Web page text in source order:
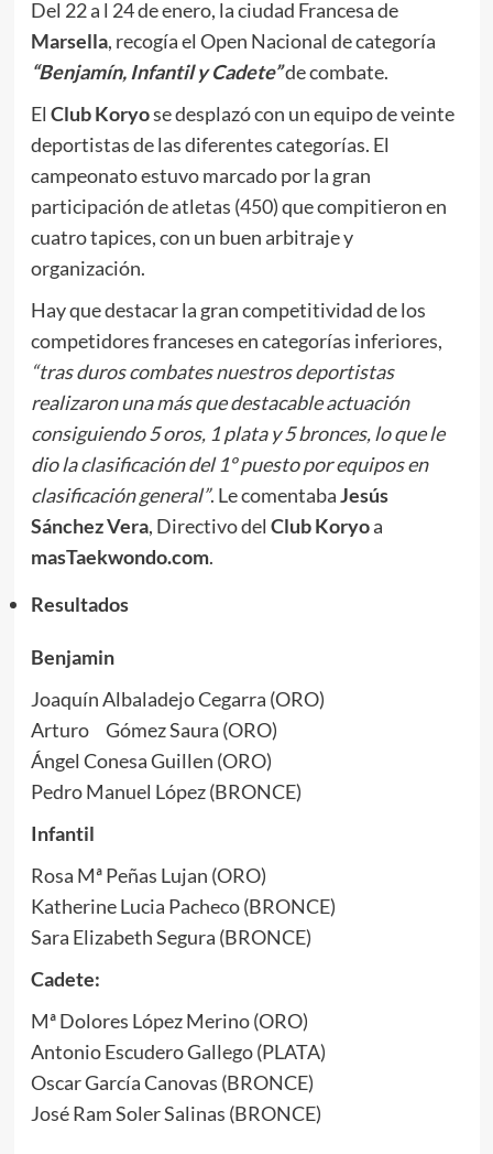
Del 22 a l 24 de enero, la ciudad Francesa de
Marsella, recogía el Open Nacional de categoría
“Benjamín, Infantil y Cadete”de combate.
El Club Koryose desplazó con un equipo de veinte
deportistas de las diferentes categorías. El
campeonato estuvo marcado por la gran
participación de atletas (450) que compitieron en
cuatro tapices, con un buen arbitraje y
organización.
Hay que destacar la gran competitividad de los
competidores franceses en categorías inferiores,
“tras duros combates nuestros deportistas
realizaron una más que destacable actuación
consiguiendo 5 oros, 1 plata y 5 bronces, lo que le
dio la clasificación del 1º puesto por equipos en
clasificación general”. Le comentabaJesús
Sánchez Vera, Directivo del Club Koryoa
masTaekwondo.com.
Resultados
Benjamin
Joaquín Albaladejo Cegarra (ORO)
Arturo Gómez Saura (ORO)
Ángel Conesa Guillen (ORO)
Pedro Manuel López (BRONCE)
Infantil
Rosa Mª Peñas Lujan (ORO)
Katherine Lucia Pacheco (BRONCE)
Sara Elizabeth Segura (BRONCE)
Cadete:
Mª Dolores López Merino (ORO)
Antonio Escudero Gallego (PLATA)
Oscar García Canovas (BRONCE)
José Ram Soler Salinas (BRONCE)